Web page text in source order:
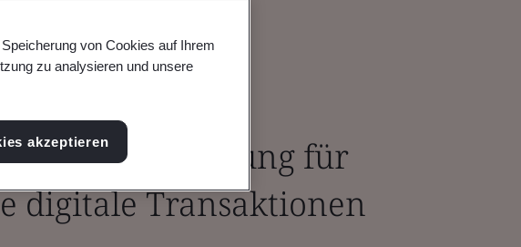
Zertifizierung für
digitale Transaktionen
von Cookies auf Ihrem
zu analysieren und unsere
akzeptieren